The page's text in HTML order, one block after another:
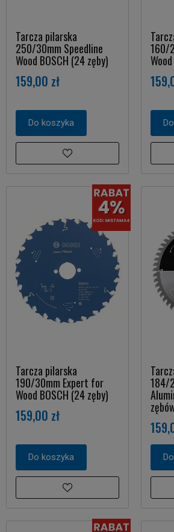
Tarcza pilarska
250/30mm Speedline
Wood BOSCH (24 zęby)
159,00 zł
Do koszyka
160/
Tarcza pilarska
190/30mm Expert for
Wood BOSCH (24 zęby)
159,00 zł
Do koszyka
184/